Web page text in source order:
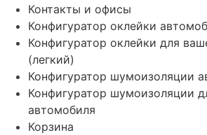
Контакты и офисы
Конфигуратор оклейки
Конфигуратор оклейки для
(легкий)
Конфигуратор шумоизоляции
Конфигуратор шумоизоляции
автомобиля
Корзина